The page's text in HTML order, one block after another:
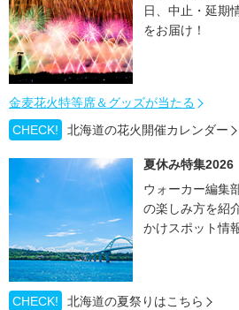
日、中止・延期
をお届け！
金麦花火特等席＆グッズが当たる
CHECK!
北海道の花火開催カレンダー
夏休み特集2026
ウォーカー編集
の楽しみ方を紹
かけスポット情
CHECK! 北海道の夏祭りはこちら